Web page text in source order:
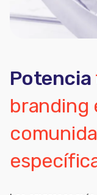
Potencia
branding